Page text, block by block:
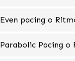
Even pacing o
Parabolic Pacing